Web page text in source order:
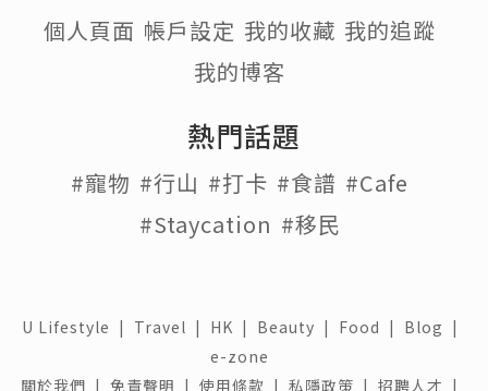
個人頁面 帳戶設定 我的收藏 我的追蹤
我的博客
熱門話題
#寵物 #行山 #打卡 #食譜 #Cafe
#Staycation #移民
U Lifestyle | Travel | HK | Beauty | Food | Blog |
e-zone
關於我們 | 免責聲明 | 使用條款 | 私隱政策 | 招聘人才 |